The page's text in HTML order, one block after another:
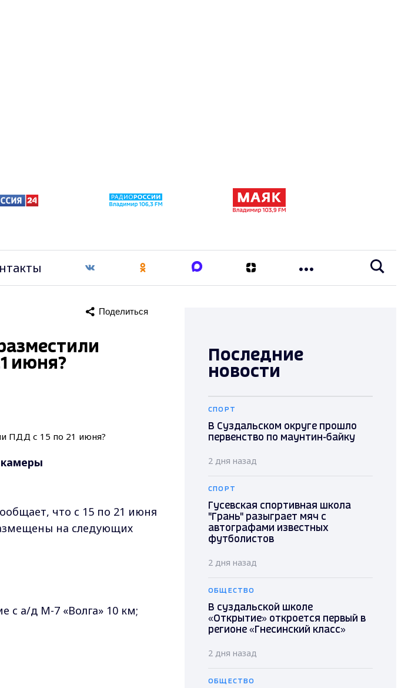
Поделиться
июня?
что с 15 по 21 июня
на следующих
с а/д М-7 «Волга» 10 км;
Последние
новости
СПОРТ
В Суздальском округе прошло
первенство по маунтин-байку
2 дня назад
СПОРТ
Гусевская спортивная школа
"Грань" разыграет мяч с
автографами известных
футболистов
2 дня назад
ОБЩЕСТВО
В суздальской школе
«Открытие» откроется первый в
регионе «Гнесинский класс»
2 дня назад
ОБЩЕСТВО